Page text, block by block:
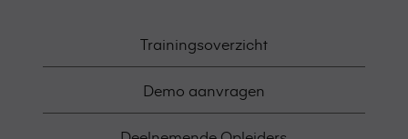
Trainingsoverzicht
Demo aanvragen